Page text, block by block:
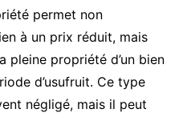
permet non
à un prix réduit, mais
pleine propriété d’un bien
d’usufruit. Ce type
négligé, mais il peut